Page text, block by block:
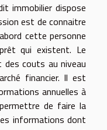
immobilier dispose
est de connaitre
cette personne
qui existent. Le
couts au niveau
financier. Il est
annuelles à
de faire la
informations dont